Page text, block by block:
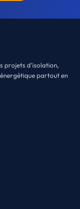
projets d'isolation,
partout en